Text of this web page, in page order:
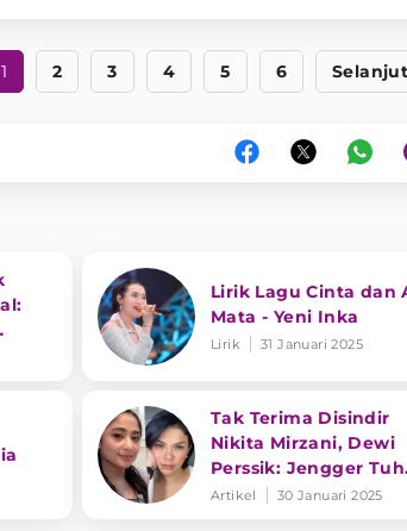
1 2 3 4 5 6
Lirik Lagu Cinta dan
Mata - Yeni Inka
Lirik 31 Januari 2025
Tak Terima Disindir
Nikita Mirzani, Dewi
Perssik: Jengger Tuh
Tong Kosong Nyaring
Artikel 30 Januari 2025